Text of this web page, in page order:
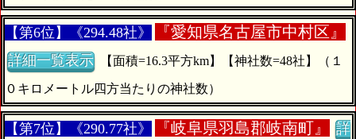
【第6位】《294.48社》 『愛知県名古屋市中村区』
詳細一覧表示
０キロメートル四方当たりの神社数）
【第7位】《290.77社》 『岐阜県羽島郡岐南町』
詳